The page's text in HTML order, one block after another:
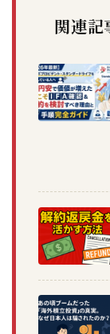
関連記